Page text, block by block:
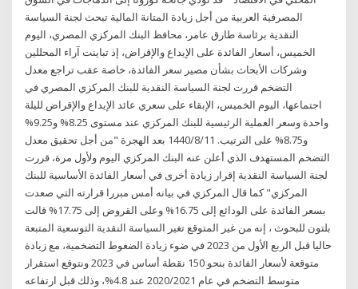
المصرفية العربية من أجل زيادة المتانة المالية تبحث لجنة السياسة
النقدية برئاسة طارق عامر، محافظ البنك المركزي المصري، اليوم
الخميس، أسعار الفائدة على الإيداع والإقراض، إذ تباينت آراء المحللين
وشركات الأبحاث بشأن مصير سعر الفائدة، خاصة عقب تراجع معدل
التضخم قررت لجنة السياسة النقدية للبنك المركزي المصري في
اجتماعها، اليوم الخميس، الإبقاء على سعري عائد الإيداع والإقراض لليلة
واحدة وسعر العملية الرئيسية للبنك المركزي عند مستوى 8.25% و9.25%
و8.75% على الترتيب. 11‏‏/8‏‏/1440 بعد الهجرة "من أجل تحقيق معدل
التضخم المستهدف الذي أعلن عنه البنك المركزي اليوم ولأول مرة، قررت
لجنة السياسة النقدية إقرار زيادة أخرى في أسعار الفائدة الأساسية للبنك
المركزي" كما قال المركزي في بيانه أمس مبررا قرارته التي صعدت
بسعر الفائدة على الودائع إلى 16.75% وعلى القروض إلى 17.75% قالت
بلتون للبحوث ، إنه من غير المتوقع تغير السياسة النقدية التوسعية المتبعة
حاليا قبل الربع الأول من 2023 في ضوء زيادة الضغوط التضخمية، مع زيادة
متوقعة لأسعار الفائدة بنحو 150 نقطة أساس في 2023 ونتوقع استقرار
متوسط التضخم في عام 2020/2021 عند 4.8%، وذلك قبل ارتفاعه